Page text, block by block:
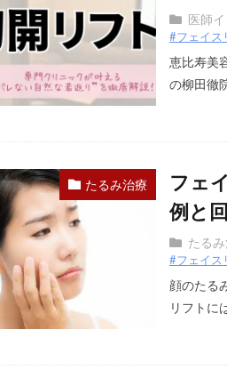
医師
#フェイス
恵比寿美
の柳田徹
たるみ治療
フェ
例と
たる
#フェイス
顔のたる
リフトに